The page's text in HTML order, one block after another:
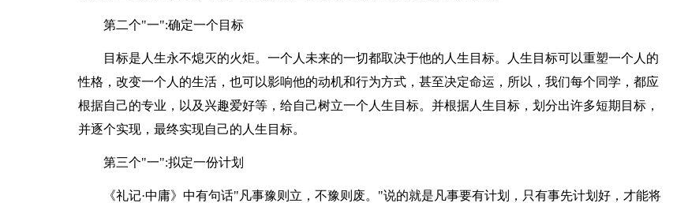
第二个"一":确定一个目标
目标是人生永不熄灭的火炬。一个人未来的一切都取决于他的人生目标。人生目标可以重塑一个人的
性格，改变一个人的生活，也可以影响他的动机和行为方式，甚至决定命运，所以，我们每个同学，都应
根据自己的专业，以及兴趣爱好等，给自己树立一个人生目标。并根据人生目标，划分出许多短期目标，
并逐个实现，最终实现自己的人生目标。
第三个"一":拟定一份计划
《礼记·中庸》中有句话"凡事豫则立，不豫则废。"说的就是凡事要有计划，只有事先计划好，才能将